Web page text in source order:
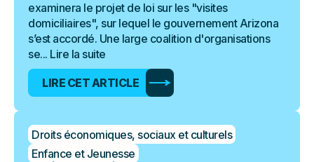
examinera le projet de loi sur les "visites
domiciliaires", sur lequel le gouvernement Arizona
s’est accordé. Une large coalition d'organisations
se... Lire la suite
LIRE CET ARTICLE
Droits économiques, sociaux et culturels
Enfance et Jeunesse